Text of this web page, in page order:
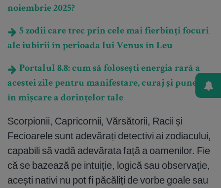
noiembrie 2025?
5 zodii care trec prin cele mai fierbinți focuri
ale iubirii în perioada lui Venus în Leu
Portalul 8.8: cum să folosești energia rară a
acestei zile pentru manifestare, curaj și punerea
în mișcare a dorințelor tale
Scorpionii, Capricornii, Vărsătorii, Racii și
Fecioarele sunt adevărați detectivi ai zodiacului,
capabili să vadă adevărata față a oamenilor. Fie
că se bazează pe intuiție, logică sau observație,
acești nativi nu pot fi păcăliți de vorbe goale sau